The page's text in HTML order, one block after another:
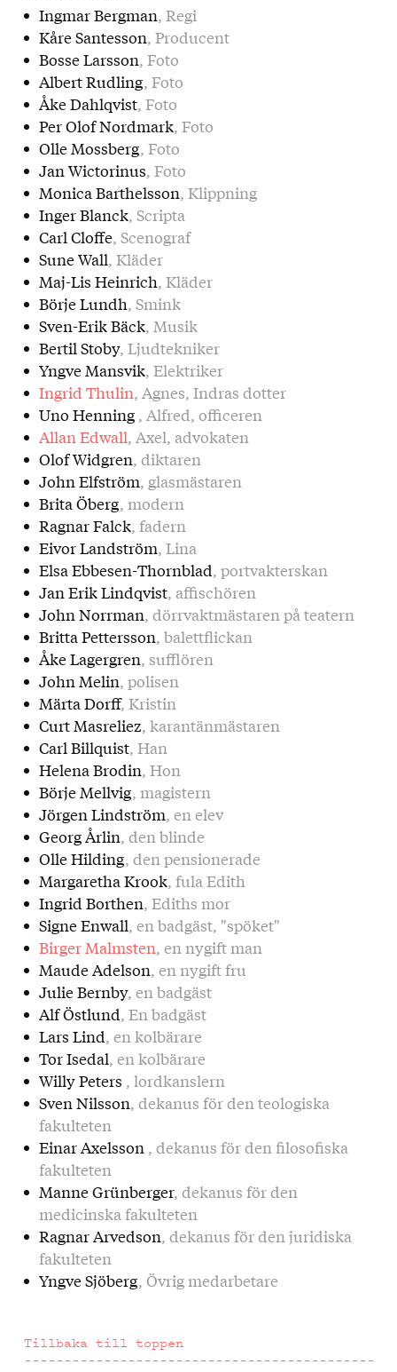
Ingmar Bergman, Regi
Kåre Santesson, Producent
Bosse Larsson, Foto
Albert Rudling, Foto
Åke Dahlqvist, Foto
Per Olof Nordmark, Foto
Olle Mossberg, Foto
Jan Wictorinus, Foto
Monica Barthelsson, Klippning
Inger Blanck, Scripta
Carl Cloffe, Scenograf
Sune Wall, Kläder
Maj-Lis Heinrich, Kläder
Börje Lundh, Smink
Sven-Erik Bäck, Musik
Bertil Stoby, Ljudtekniker
Yngve Mansvik, Elektriker
Ingrid Thulin, Agnes, Indras dotter
Uno Henning , Alfred, officeren
Allan Edwall, Axel, advokaten
Olof Widgren, diktaren
John Elfström, glasmästaren
Brita Öberg, modern
Ragnar Falck, fadern
Eivor Landström, Lina
Elsa Ebbesen-Thornblad, portvakterskan
Jan Erik Lindqvist, affischören
John Norrman, dörrvaktmästaren på teatern
Britta Pettersson, balettflickan
Åke Lagergren, sufflören
John Melin, polisen
Märta Dorff, Kristin
Curt Masreliez, karantänmästaren
Carl Billquist, Han
Helena Brodin, Hon
Börje Mellvig, magistern
Jörgen Lindström, en elev
Georg Årlin, den blinde
Olle Hilding, den pensionerade
Margaretha Krook, fula Edith
Ingrid Borthen, Ediths mor
Signe Enwall, en badgäst, "spöket"
Birger Malmsten, en nygift man
Maude Adelson, en nygift fru
Julie Bernby, en badgäst
Alf Östlund, En badgäst
Lars Lind, en kolbärare
Tor Isedal, en kolbärare
Willy Peters , lordkanslern
Sven Nilsson, dekanus för den teologiska
fakulteten
Einar Axelsson , dekanus för den filosofiska
fakulteten
Manne Grünberger, dekanus för den
medicinska fakulteten
Ragnar Arvedson, dekanus för den juridiska
fakulteten
Yngve Sjöberg, Övrig medarbetare
Tillbaka till toppen